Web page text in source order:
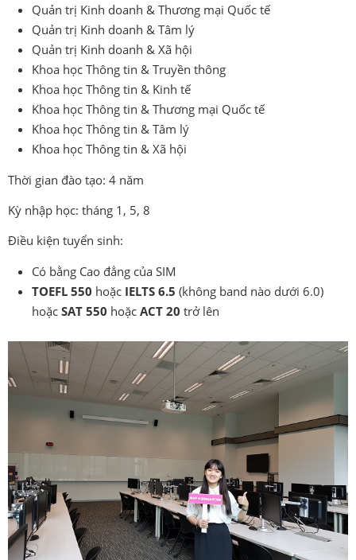
Quản trị Kinh doanh & Thương mại Quốc tế
Quản trị Kinh doanh & Tâm lý
Quản trị Kinh doanh & Xã hội
Khoa học Thông tin & Truyền thông
Khoa học Thông tin & Kinh tế
Khoa học Thông tin & Thương mại Quốc tế
Khoa học Thông tin & Tâm lý
Khoa học Thông tin & Xã hội
Thời gian đào tạo: 4 năm
Kỳ nhập học: tháng 1, 5, 8
Điều kiện tuyển sinh:
Có bằng Cao đẳng của SIM
TOEFL 550 hoặc IELTS 6.5 (không band nào dưới 6.0)
hoặc SAT 550 hoặc ACT 20 trở lên